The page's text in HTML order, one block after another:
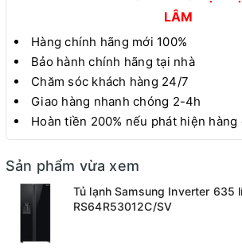
LÂM
Hàng chính hãng mới 100%
Bảo hành chính hãng tại nhà
Chăm sóc khách hàng 24/7
Giao hàng nhanh chóng 2-4h
Hoàn tiền 200% nếu phát hiện hàng
Sản phẩm vừa xem
Tủ lạnh Samsung Inverter 635
RS64R53012C/SV